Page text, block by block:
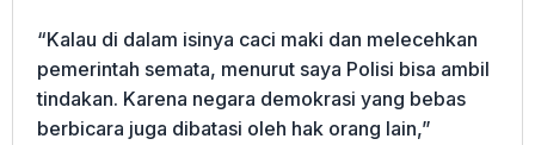
“Kalau di dalam isinya caci maki dan melecehkan
pemerintah semata, menurut saya Polisi bisa ambil
tindakan. Karena negara demokrasi yang bebas
berbicara juga dibatasi oleh hak orang lain,”